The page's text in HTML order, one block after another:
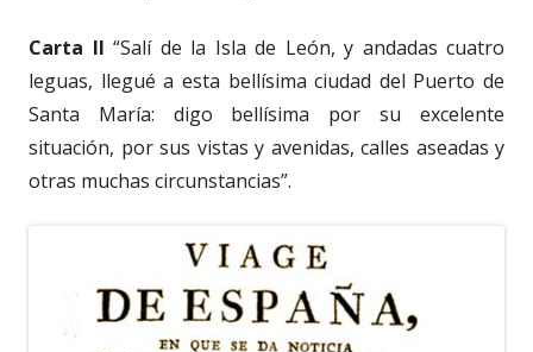
Carta II “Salí de la Isla de León, y andadas cuatro
leguas, llegué a esta bellísima ciudad del Puerto de
Santa María: digo bellísima por su excelente
situación, por sus vistas y avenidas, calles aseadas y
otras muchas circunstancias”.